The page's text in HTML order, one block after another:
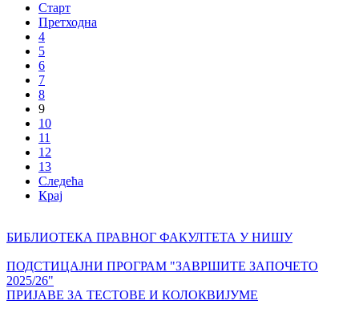
Старт
Претходна
4
5
6
7
8
9
10
11
12
13
Следећа
Крај
БИБЛИОТЕКА ПРАВНОГ ФАКУЛТЕТА У НИШУ
ПОДСТИЦАЈНИ ПРОГРАМ "ЗАВРШИТЕ ЗАПОЧЕТО
2025/26"
ПРИЈАВЕ ЗА ТЕСТОВЕ И КОЛОКВИЈУМЕ